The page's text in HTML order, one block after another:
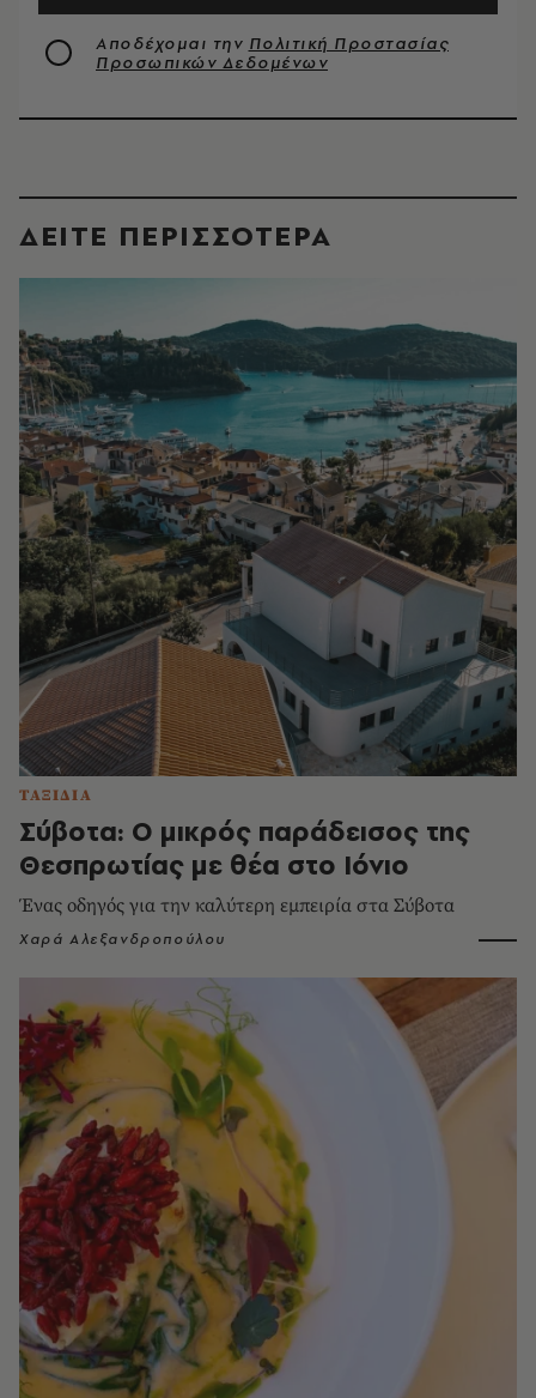
Αποδέχομαι την Πολιτική Προστασίας
Προσωπικών Δεδομένων
ΔΕΙΤΕ ΠΕΡΙΣΣΟΤΕΡΑ
ΤΑΞΙΔΙΑ
Σύβοτα: Ο μικρός παράδεισος της
Θεσπρωτίας με θέα στο Ιόνιο
Ένας οδηγός για την καλύτερη εμπειρία στα Σύβοτα
Χαρά Αλεξανδροπούλου